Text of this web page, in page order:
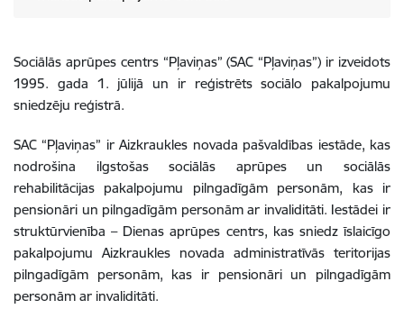
Sociālās aprūpes centrs “Pļaviņas” (SAC “Pļaviņas”) ir izveidots
1995. gada 1. jūlijā un ir reģistrēts sociālo pakalpojumu
sniedzēju reģistrā.
SAC “Pļaviņas” ir Aizkraukles novada pašvaldības iestāde, kas
nodrošina ilgstošas sociālās aprūpes un sociālās
rehabilitācijas pakalpojumu pilngadīgām personām, kas ir
pensionāri un pilngadīgām personām ar invaliditāti. Iestādei ir
struktūrvienība – Dienas aprūpes centrs, kas sniedz īslaicīgo
pakalpojumu Aizkraukles novada administratīvās teritorijas
pilngadīgām personām, kas ir pensionāri un pilngadīgām
personām ar invaliditāti.